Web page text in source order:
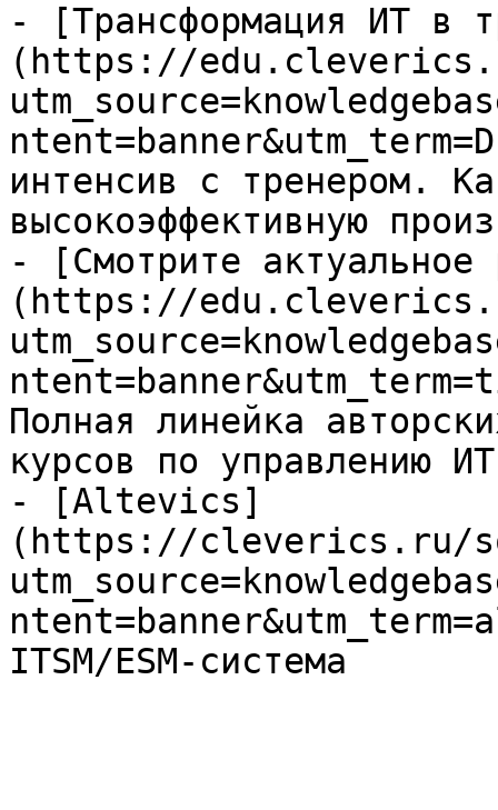
- [Трансформация ИТ в
(https://
интенсив с тренером.
высокоэффективную
- [Смотрите актуальное
(https://
Полная линейка
курсов по управлению ИТ
- [Altevics]
(https://cleverics.ru/
ITSM/ESM-система